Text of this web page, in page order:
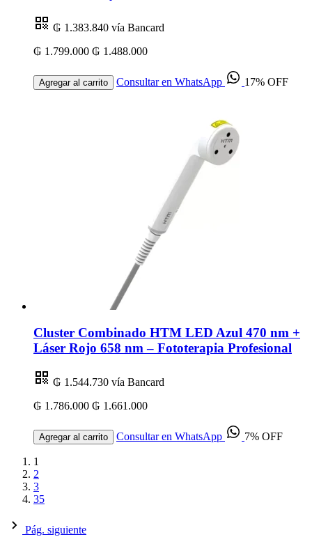
₲ 1.383.840 vía Bancard
₲ 1.799.000 ₲ 1.488.000
Agregar al carrito Consultar en WhatsApp 17% OFF
Cluster Combinado HTM LED Azul 470 nm +
Láser Rojo 658 nm – Fototerapia Profesional
₲ 1.544.730 vía Bancard
₲ 1.786.000 ₲ 1.661.000
Agregar al carrito Consultar en WhatsApp 7% OFF
1
2
3
35
Pág. siguiente